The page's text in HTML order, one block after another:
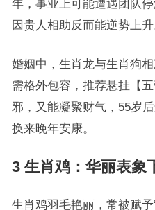
年，事业上可能遭遇团队
因贵人相助反而能逆势上升
婚姻中，生肖龙与生肖狗
需格外包容，推荐悬挂【
邪，又能凝聚财气，55岁
换来晚年安康。
3 生肖鸡：华丽表象
生肖鸡羽毛艳丽，常被赋